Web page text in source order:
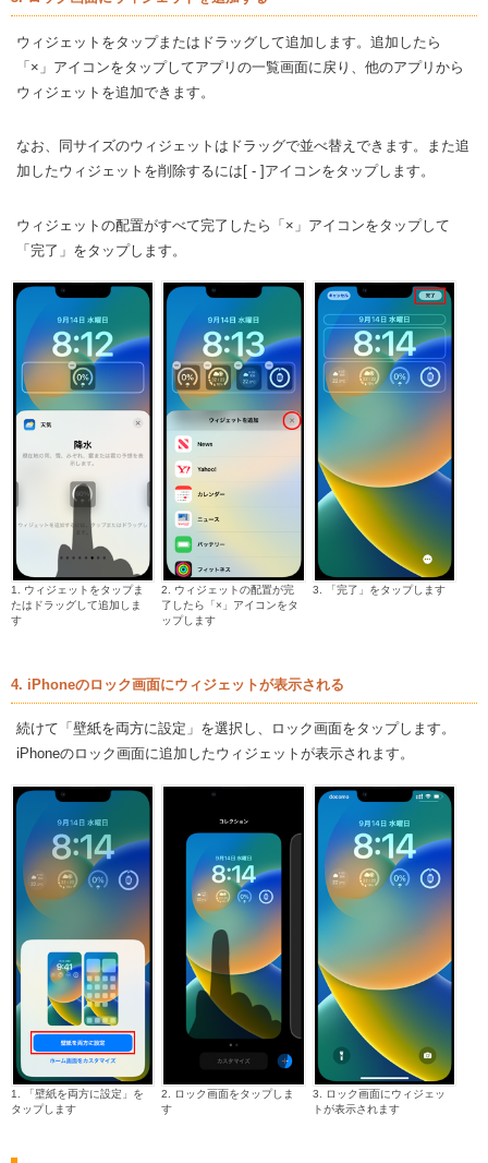
ウィジェットをタップまたはドラッグして追加します。追加したら
「×」アイコンをタップしてアプリの一覧画面に戻り、他のアプリから
ウィジェットを追加できます。
なお、同サイズのウィジェットはドラッグで並べ替えできます。また追
加したウィジェットを削除するには[ - ]アイコンをタップします。
ウィジェットの配置がすべて完了したら「×」アイコンをタップして
「完了」をタップします。
1. ウィジェットをタップま
たはドラッグして追加しま
す
2. ウィジェットの配置が完
了したら「×」アイコンをタ
ップします
3. 「完了」をタップします
4. iPhoneのロック画面にウィジェットが表示される
続けて「壁紙を両方に設定」を選択し、ロック画面をタップします。
iPhoneのロック画面に追加したウィジェットが表示されます。
1. 「壁紙を両方に設定」を
タップします
2. ロック画面をタップしま
す
3. ロック画面にウィジェッ
トが表示されます